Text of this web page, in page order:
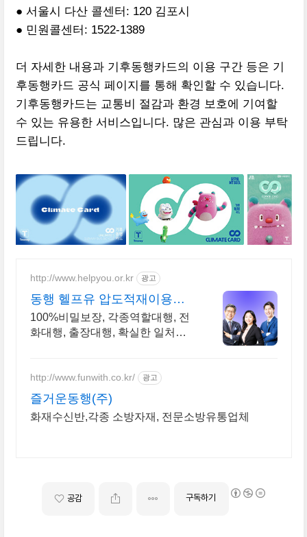
● 서울시 다산 콜센터: 120 김포시
● 민원콜센터: 1522-1389
더 자세한 내용과 기후동행카드의 이용 구간 등은 기
후동행카드 공식 페이지를 통해 확인할 수 있습니다.
기후동행카드는 교통비 절감과 환경 보호에 기여할
수 있는 유용한 서비스입니다. 많은 관심과 이용 부탁
드립니다.
http://www.helpyou.or.kr 광고
동행 헬프유 압도적재이용
2011년개업 압도적 재이용
100%비밀보장, 각종역할대행, 전
화대행, 출장대행, 확실한 일처리,
가능합니다.
http://www.funwith.co.kr/ 광고
즐거운동행(주)
화재수신반,각종 소방자재, 전문소방유통업체
공감 구독하기